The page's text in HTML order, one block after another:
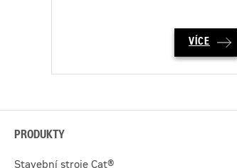
VÍCE
PRODUKTY
Stavební stroje Cat®